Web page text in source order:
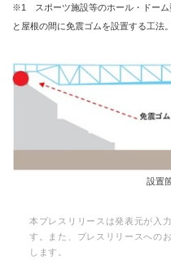
※1 スポーツ施設等のホール・ドーム
と屋根の間に免震ゴムを設置する工法。
設置
本プレスリリースは発表元が入
す。また、プレスリリースへの
します。